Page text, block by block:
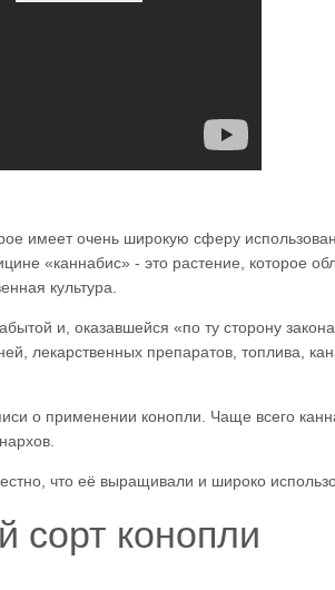
имеет очень широкую сферу
«каннабис» - это растение, которое
культура.
и, оказавшейся «по ту сторону
лекарственных препаратов, топлива,
о применении конопли. Чаще всего
что её выращивали и широко
сорт конопли